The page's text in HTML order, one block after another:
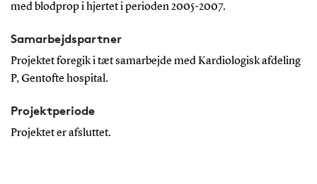
med blodprop i hjertet i perioden 2005-2007.
Samarbejdspartner
Projektet foregik i tæt samarbejde med Kardiologisk afdeling
P, Gentofte hospital.
Projektperiode
Projektet er afsluttet.